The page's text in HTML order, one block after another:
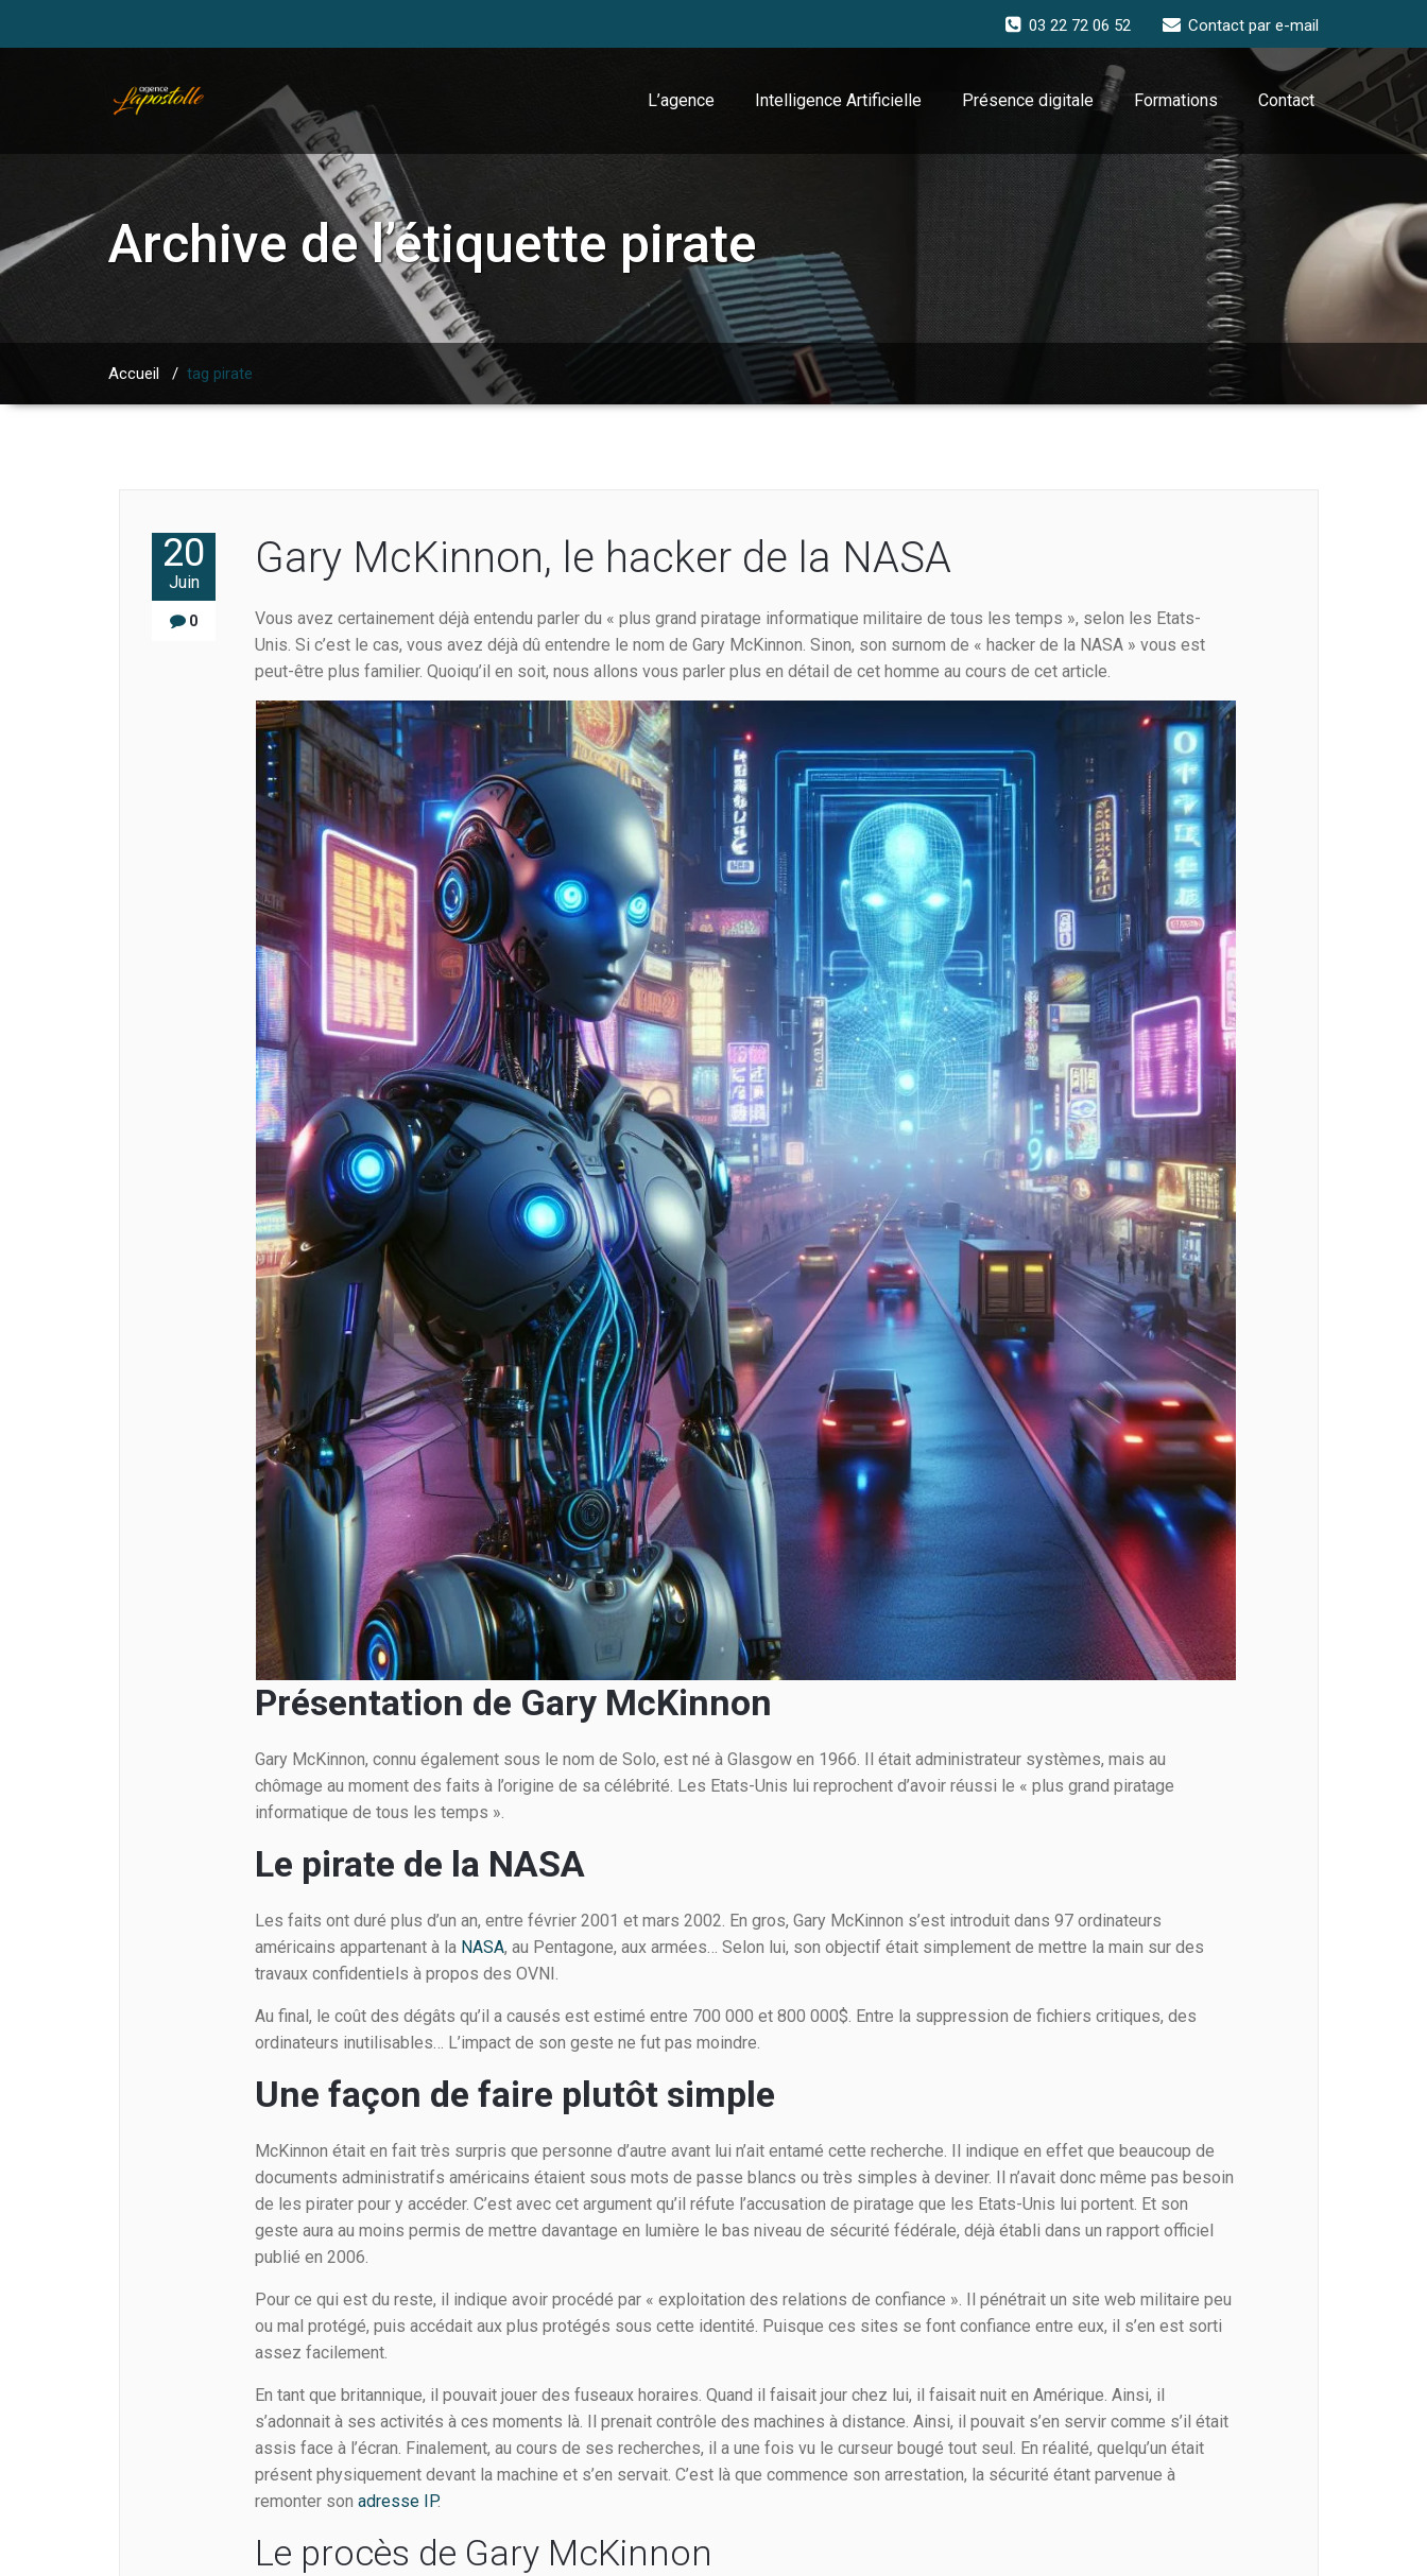
03 22 72 06 52 Contact par e-mail
L’agence Intelligence Artificielle Présence digitale Formations Contact
Archive de l’étiquette pirate
Accueil / tag pirate
20
Juin
0
Gary McKinnon, le hacker de la NASA
Vous avez certainement déjà entendu parler du « plus grand piratage informatique militaire de tous les temps », selon les Etats-
Unis. Si c’est le cas, vous avez déjà dû entendre le nom de Gary McKinnon. Sinon, son surnom de « hacker de la NASA » vous est
peut-être plus familier. Quoiqu’il en soit, nous allons vous parler plus en détail de cet homme au cours de cet article.
Présentation de Gary McKinnon
Gary McKinnon, connu également sous le nom de Solo, est né à Glasgow en 1966. Il était administrateur systèmes, mais au
chômage au moment des faits à l’origine de sa célébrité. Les Etats-Unis lui reprochent d’avoir réussi le « plus grand piratage
informatique de tous les temps ».
Le pirate de la NASA
Les faits ont duré plus d’un an, entre février 2001 et mars 2002. En gros, Gary McKinnon s’est introduit dans 97 ordinateurs
américains appartenant à la NASA, au Pentagone, aux armées… Selon lui, son objectif était simplement de mettre la main sur des
travaux confidentiels à propos des OVNI.
Au final, le coût des dégâts qu’il a causés est estimé entre 700 000 et 800 000$. Entre la suppression de fichiers critiques, des
ordinateurs inutilisables… L’impact de son geste ne fut pas moindre.
Une façon de faire plutôt simple
McKinnon était en fait très surpris que personne d’autre avant lui n’ait entamé cette recherche. Il indique en effet que beaucoup de
documents administratifs américains étaient sous mots de passe blancs ou très simples à deviner. Il n’avait donc même pas besoin
de les pirater pour y accéder. C’est avec cet argument qu’il réfute l’accusation de piratage que les Etats-Unis lui portent. Et son
geste aura au moins permis de mettre davantage en lumière le bas niveau de sécurité fédérale, déjà établi dans un rapport officiel
publié en 2006.
Pour ce qui est du reste, il indique avoir procédé par « exploitation des relations de confiance ». Il pénétrait un site web militaire peu
ou mal protégé, puis accédait aux plus protégés sous cette identité. Puisque ces sites se font confiance entre eux, il s’en est sorti
assez facilement.
En tant que britannique, il pouvait jouer des fuseaux horaires. Quand il faisait jour chez lui, il faisait nuit en Amérique. Ainsi, il
s’adonnait à ses activités à ces moments là. Il prenait contrôle des machines à distance. Ainsi, il pouvait s’en servir comme s’il était
assis face à l’écran. Finalement, au cours de ses recherches, il a une fois vu le curseur bougé tout seul. En réalité, quelqu’un était
présent physiquement devant la machine et s’en servait. C’est là que commence son arrestation, la sécurité étant parvenue à
remonter sonadresse IP.
Le procès de Gary McKinnon